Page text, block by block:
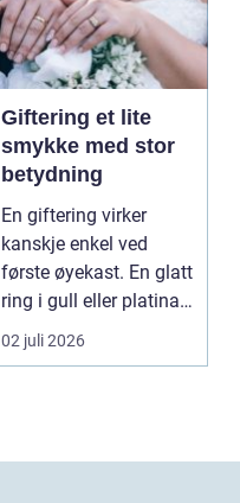
Giftering et lite
smykke med stor
betydning
En giftering virker
kanskje enkel ved
første øyekast. En glatt
ring i gull eller platina,
som sjelde...
02 juli 2026